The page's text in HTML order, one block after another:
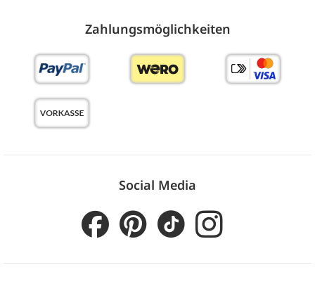
Zahlungs­möglich­keiten
Social Media